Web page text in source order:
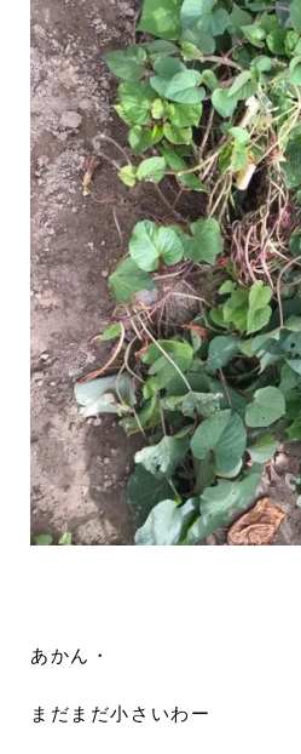
あかん・
まだまだ小さいわー